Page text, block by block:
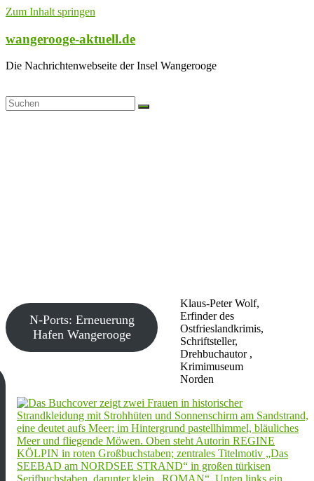
Zum Inhalt springen
wangerooge-aktuell.de
Die Nachrichtenwebseite der Insel Wangerooge
Klaus-Peter Wolf,
Erfinder des
Ostfrieslandkrimis,
Schriftsteller,
Drehbuchautor ,
Krimimuseum
Norden
N-Ports: Erneuerung
Hafen Wangerooge